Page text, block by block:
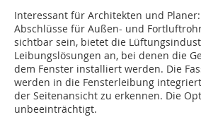
Interessant für Architekten und
Abschlüsse für Außen- und
sichtbar sein, bietet die
Leibungslösungen an, bei denen die
dem Fenster installiert werden. Die
werden in die Fensterleibung
der Seitenansicht zu erkennen. Die
unbeeinträchtigt.